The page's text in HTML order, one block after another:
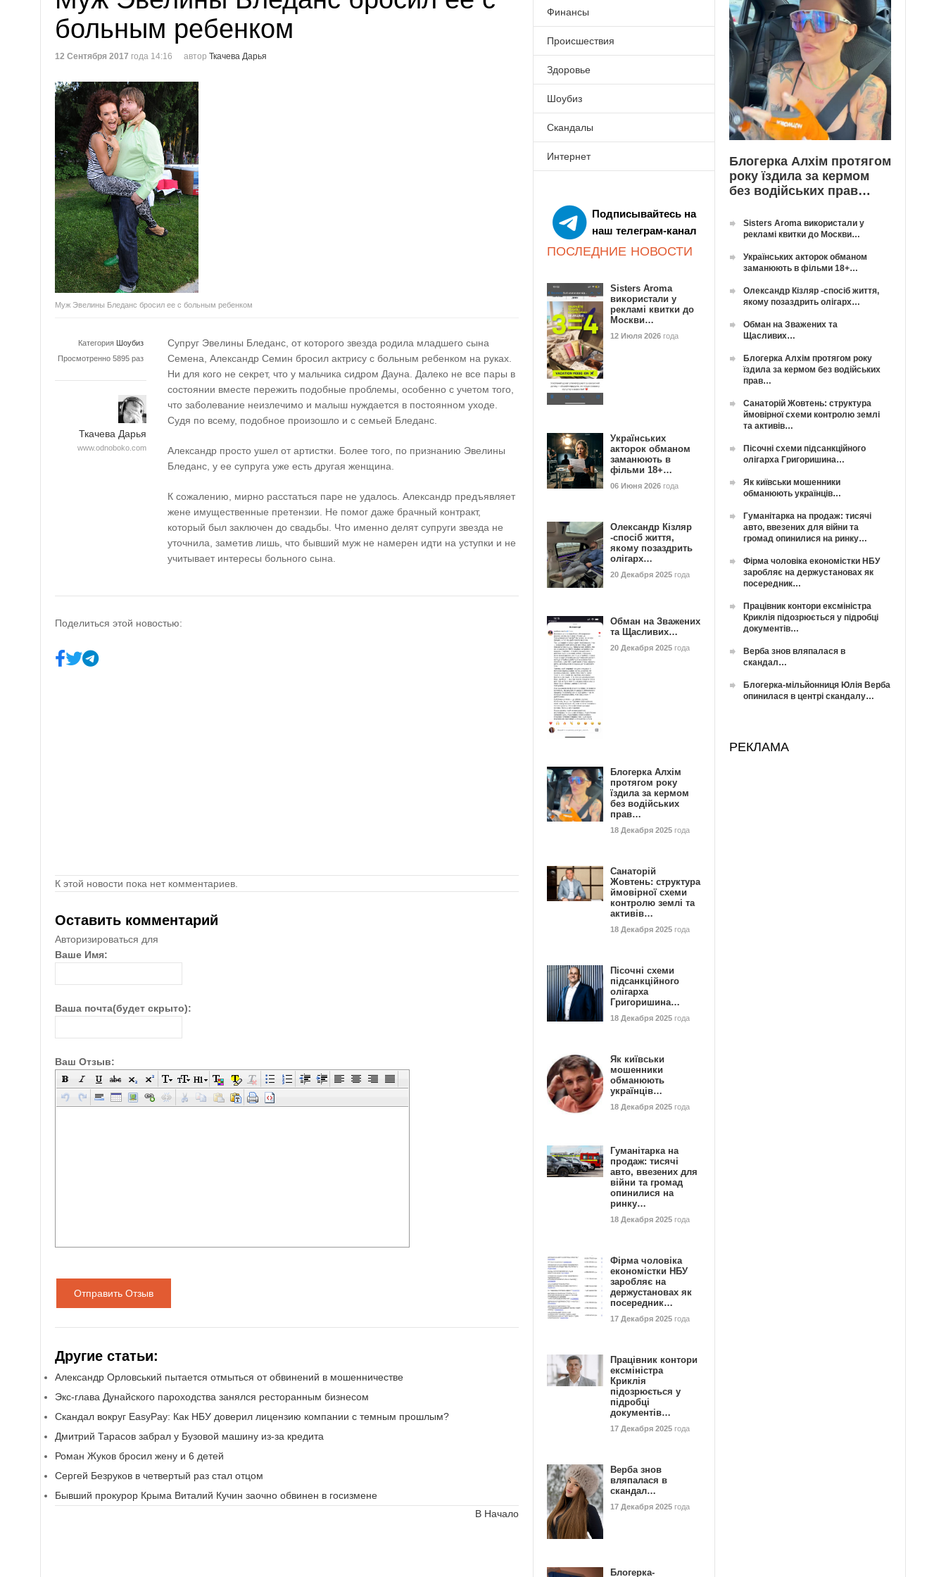
больным ребенком
12 Сентября 2017 года 14:16 автор Ткачева Дарья
Муж Эвелины Бледанс бросил ее с больным ребенком
Категория Шоубиз
Просмотренно 5895 раз
Ткачева Дарья
www.odnoboko.com
Супруг Эвелины Бледанс, от которого звезда родила младшего сына
Семена, Александр Семин бросил актрису с больным ребенком на руках.
Ни для кого не секрет, что у мальчика сидром Дауна. Далеко не все пары в
состоянии вместе пережить подобные проблемы, особенно с учетом того,
что заболевание неизлечимо и малыш нуждается в постоянном уходе.
Судя по всему, подобное произошло и с семьей Бледанс.
Александр просто ушел от артистки. Более того, по признанию Эвелины
Бледанс, у ее супруга уже есть другая женщина.
К сожалению, мирно расстаться паре не удалось. Александр предъявляет
жене имущественные претензии. Не помог даже брачный контракт,
который был заключен до свадьбы. Что именно делят супруги звезда не
уточнила, заметив лишь, что бывший муж не намерен идти на уступки и не
учитывает интересы больного сына.
Поделиться этой новостью:
К этой новости пока нет комментариев.
Оставить комментарий
Авторизироваться для
Ваше Имя:
Ваша почта(будет скрыто):
Ваш Отзыв:
Отправить Отзыв
Другие статьи:
Александр Орловський пытается отмыться от обвинений в мошенничестве
Экс-глава Дунайского пароходства занялся ресторанным бизнесом
Скандал вокруг EasyPay: Как НБУ доверил лицензию компании с темным прошлым?
Дмитрий Тарасов забрал у Бузовой машину из-за кредита
Роман Жуков бросил жену и 6 детей
Сергей Безруков в четвертый раз стал отцом
Бывший прокурор Крыма Виталий Кучин заочно обвинен в госизмене
В Начало
Финансы
Происшествия
Здоровье
Шоубиз
Скандалы
Интернет
Подписывайтесь на
наш телеграм-канал
ПОСЛЕДНИЕ НОВОСТИ
Sisters Aroma
використали у
рекламі квитки до
Москви…
12 Июля 2026 года
Українських
акторок обманом
заманюють в
фільми 18+…
06 Июня 2026 года
Олександр Кізляр
-спосіб життя,
якому позаздрить
олігарх…
20 Декабря 2025 года
Обман на Зважених
та Щасливих…
20 Декабря 2025 года
Блогерка Алхім
протягом року
їздила за кермом
без водійських
прав…
18 Декабря 2025 года
Санаторій
Жовтень: структура
ймовірної схеми
контролю землі та
активів…
18 Декабря 2025 года
Пісочні схеми
підсанкційного
олігарха
Григоришина…
18 Декабря 2025 года
Як київськи
мошенники
обманюють
українців…
18 Декабря 2025 года
Гуманітарка на
продаж: тисячі
авто, ввезених для
війни та громад
опинилися на
ринку…
18 Декабря 2025 года
Фірма чоловіка
економістки НБУ
заробляє на
держустановах як
посередник…
17 Декабря 2025 года
Працівник контори
ексміністра
Криклія
підозрюється у
підробці
документів…
17 Декабря 2025 года
Верба знов
вляпалася в
скандал…
17 Декабря 2025 года
Блогерка-
Блогерка Алхім протягом
року їздила за кермом
без водійських прав…
Sisters Aroma використали у
рекламі квитки до Москви…
Українських акторок обманом
заманюють в фільми 18+…
Олександр Кізляр -спосіб життя,
якому позаздрить олігарх…
Обман на Зважених та
Щасливих…
Блогерка Алхім протягом року
їздила за кермом без водійських
прав…
Санаторій Жовтень: структура
ймовірної схеми контролю землі
та активів…
Пісочні схеми підсанкційного
олігарха Григоришина…
Як київськи мошенники
обманюють українців…
Гуманітарка на продаж: тисячі
авто, ввезених для війни та
громад опинилися на ринку…
Фірма чоловіка економістки НБУ
заробляє на держустановах як
посередник…
Працівник контори ексміністра
Криклія підозрюється у підробці
документів…
Верба знов вляпалася в
скандал…
Блогерка-мільйонниця Юлія Верба
опинилася в центрі скандалу…
РЕКЛАМА